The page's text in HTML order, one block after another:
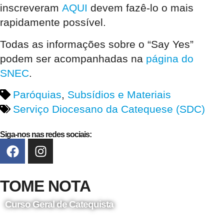
inscreveram AQUI devem fazê-lo o mais
rapidamente possível.
Todas as informações sobre o “Say Yes”
podem ser acompanhadas na página do
SNEC.
Paróquias, Subsídios e Materiais
Serviço Diocesano da Catequese (SDC)
Siga-nos nas redes sociais:
TOME NOTA
Curso Geral de Catequista